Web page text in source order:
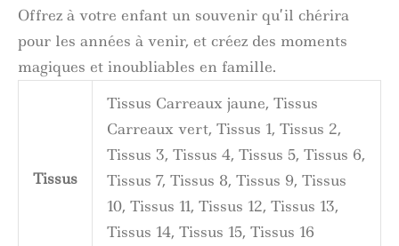
Offrez à votre enfant un souvenir qu’il chérira
pour les années à venir, et créez des moments
magiques et inoubliables en famille.
Tissus
Tissus Carreaux jaune, Tissus
Carreaux vert, Tissus 1, Tissus 2,
Tissus 3, Tissus 4, Tissus 5, Tissus 6,
Tissus 7, Tissus 8, Tissus 9, Tissus
10, Tissus 11, Tissus 12, Tissus 13,
Tissus 14, Tissus 15, Tissus 16